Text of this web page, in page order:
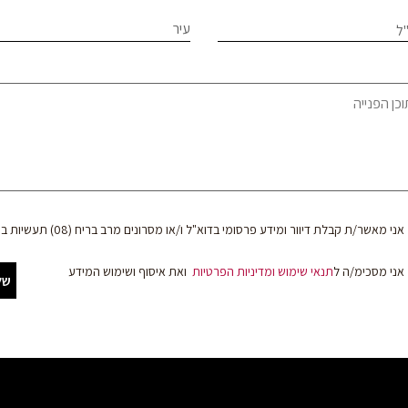
עיר
אני מאשר/ת קבלת דיוור ומידע פרסומי בדוא"ל ו/או מסרונים מרב בריח (08) תעשיות בע"מ
אני מסכימ/ה לתנאי שימוש ומדיניות הפרטיות ואת איסוף ושימוש המידע